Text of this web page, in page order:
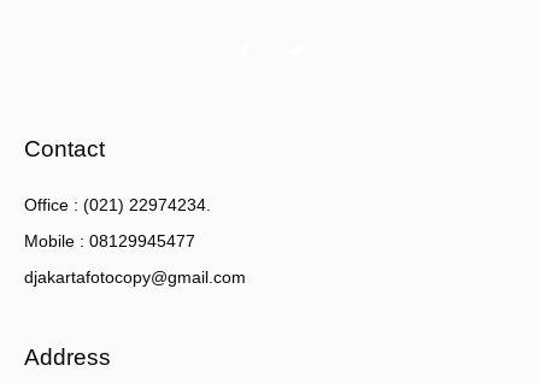
Contact
Office : (021) 22974234.
Mobile : 08129945477
djakartafotocopy@gmail.com
Address